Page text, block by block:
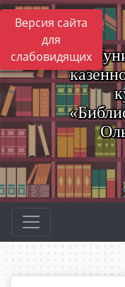
Версия сайта
для
слабовидящих